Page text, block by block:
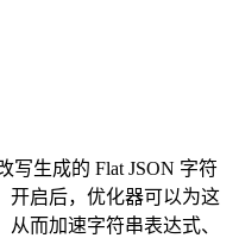
写生成的 Flat JSON 字符
开启后，优化器可以为这
而加速字符串表达式、